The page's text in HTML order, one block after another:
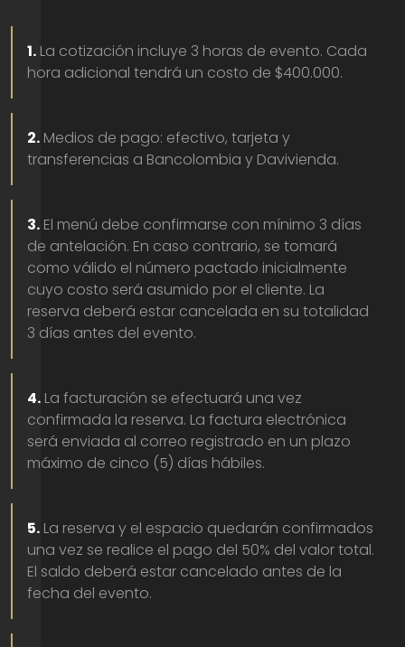
1. La cotización incluye 3 horas de evento. Cada
hora adicional tendrá un costo de $400.000.
2. Medios de pago: efectivo, tarjeta y
transferencias a Bancolombia y Davivienda.
3. El menú debe confirmarse con mínimo 3 días
de antelación. En caso contrario, se tomará
como válido el número pactado inicialmente
cuyo costo será asumido por el cliente. La
reserva deberá estar cancelada en su totalidad
3 días antes del evento.
4. La facturación se efectuará una vez
confirmada la reserva. La factura electrónica
será enviada al correo registrado en un plazo
máximo de cinco (5) días hábiles.
5. La reserva y el espacio quedarán confirmados
una vez se realice el pago del 50% del valor total.
El saldo deberá estar cancelado antes de la
fecha del evento.